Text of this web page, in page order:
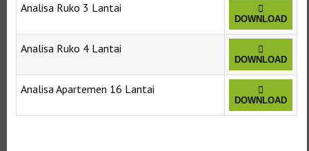
Analisa Ruko 3 Lantai
DOWNLOAD
Analisa Ruko 4 Lantai
DOWNLOAD
Analisa Apartemen 16 Lantai
DOWNLOAD